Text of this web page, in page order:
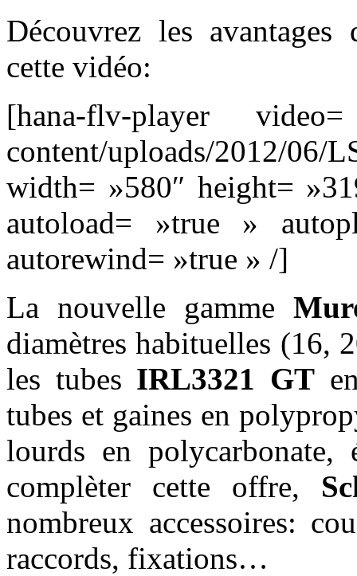
Découvrez les
cette vidéo:
[hana-flv-player video=
content/uploads/2012/06/
width= »580″ height=
autoload= »true »
autorewind= »true » /]
La nouvelle gamme
diamètres habituelles (16,
les tubes IRL3321 GT
tubes et gaines en
lourds en polycarbonate,
complèter cette offre,
nombreux accessoires:
raccords, fixations…